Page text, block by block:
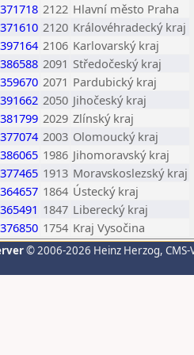
371718 2122 Hlavní město Praha
371610 2120 Královéhradecký kraj
397164 2106 Karlovarský kraj
386588 2091 Středočeský kraj
359670 2071 Pardubický kraj
391662 2050 Jihočeský kraj
381799 2029 Zlínský kraj
377074 2003 Olomoucký kraj
386065 1986 Jihomoravský kraj
377465 1913 Moravskoslezský kraj
364657 1864 Ústecký kraj
365491 1847 Liberecký kraj
376850 1754 Kraj Vysočina
© 2006-2026 Heinz Herzog,